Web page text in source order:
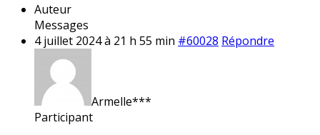
Auteur
Messages
4 juillet 2024 à 21 h 55 min #60028 Répondre
Armelle***
Participant